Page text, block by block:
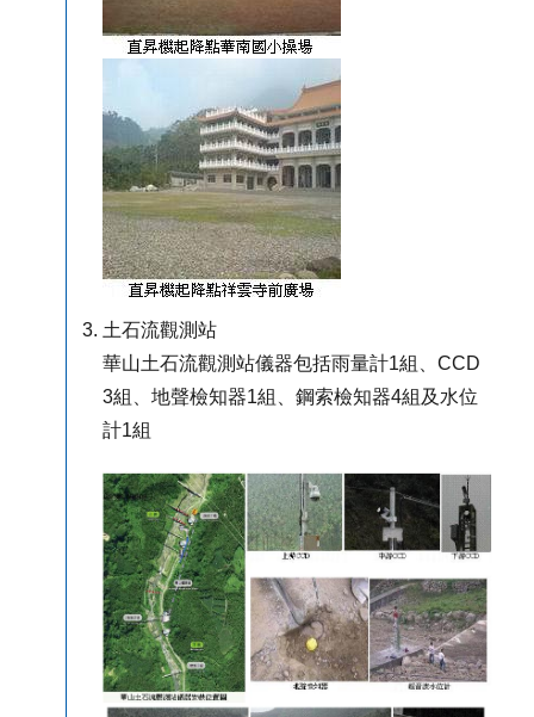
土石流觀測站
華山土石流觀測站儀器包括雨量計1組、CCD
3組、地聲檢知器1組、鋼索檢知器4組及水位
計1組